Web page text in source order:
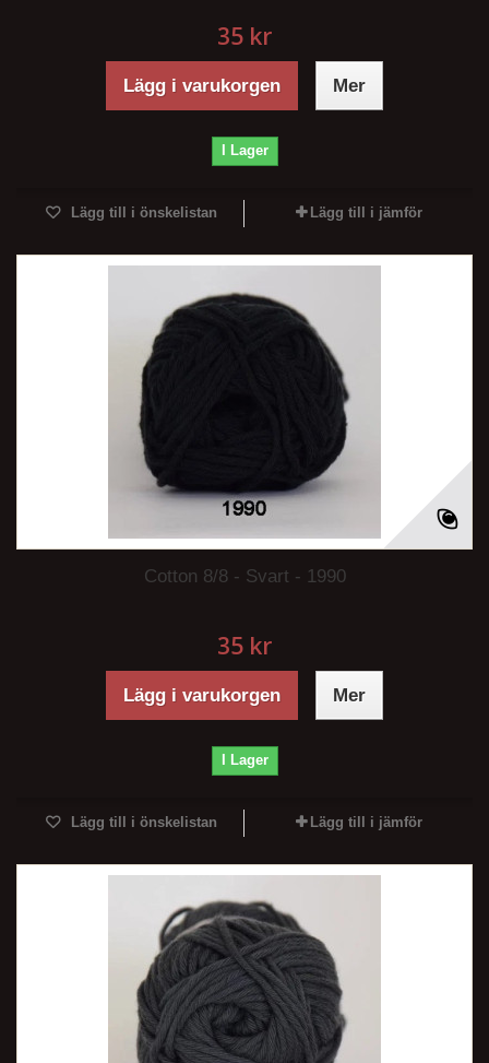
35 kr
Lägg i varukorgen Mer
I Lager
Lägg till i önskelistan Lägg till i jämför
Cotton 8/8 - Svart - 1990
35 kr
Lägg i varukorgen Mer
I Lager
Lägg till i önskelistan Lägg till i jämför